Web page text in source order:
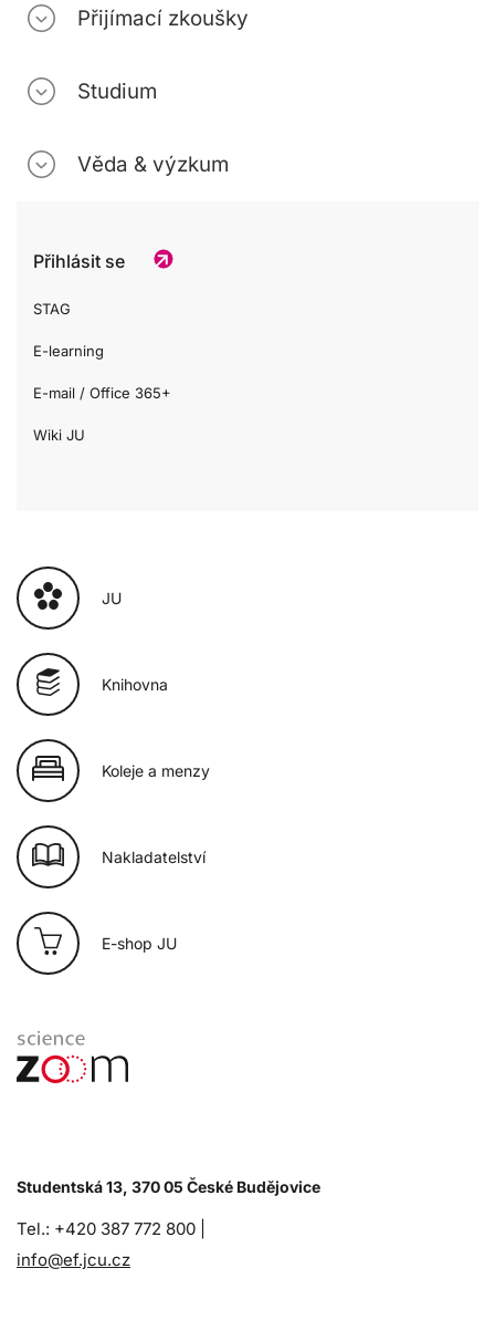
Přijímací zkoušky
Studium
Věda & výzkum
Přihlásit se
STAG
E-learning
E-mail / Office 365+
Wiki JU
JU
Knihovna
Koleje a menzy
Nakladatelství
E-shop JU
Studentská 13, 370 05 České Budějovice
Tel.: +420 387 772 800 |
info@ef.jcu.cz